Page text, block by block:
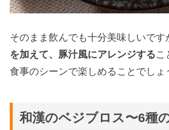
そのまま飲んでも十分美味しいです
を加えて、豚汁風にアレンジする
食事のシーンで楽しめることでしょ
和漢のベジブロス〜6種